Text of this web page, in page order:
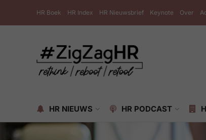
HR Boek HR Index HR Nieuwsbrief Keynote Over
HR NIEUWS HR PODCAST